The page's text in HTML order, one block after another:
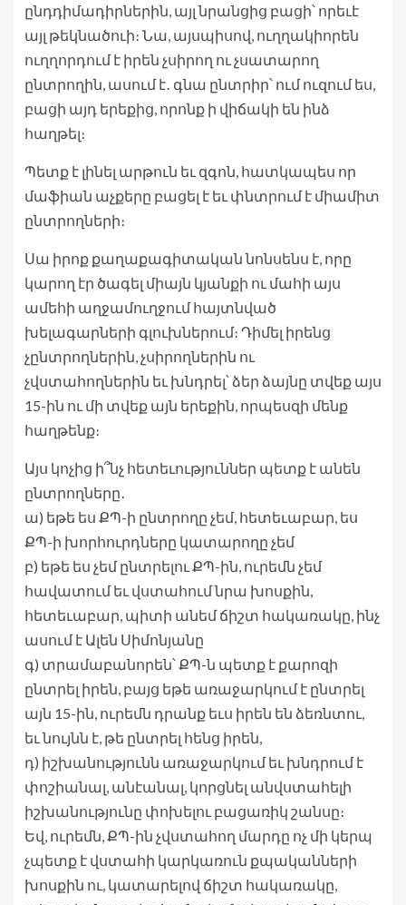
ընդդիմադիրներին, այլ նրանցից բացի՝ որեւէ
այլ թեկնածուի։ Նա, այսպիսով, ուղղակիորեն
ուղղորդում է իրեն չսիրող ու չսատարող
ընտրողին, ասում է․ գնա ընտրիր՝ ում ուզում ես,
բացի այդ երեքից, որոնք ի վիճակի են ինձ
հաղթել։
Պետք է լինել արթուն եւ զգոն, հատկապես որ
մաֆիան աչքերը բացել է եւ փնտրում է միամիտ
ընտրողների։
Սա իրոք քաղաքագիտական նոնսենս է, որը
կարող էր ծագել միայն կյանքի ու մահի այս
ամեհի աղջամուղջում հայտնված
խելագարների գլուխներում։ Դիմել իրենց
չընտրողներին, չսիրողներին ու
չվստահողներին եւ խնդրել՝ ձեր ձայնը տվեք այս
15-ին ու մի տվեք այն երեքին, որպեսզի մենք
հաղթենք։
Այս կոչից ի՞նչ հետեւություններ պետք է անեն
ընտրողները․
ա) եթե ես ՔՊ-ի ընտրողը չեմ, հետեւաբար, ես
ՔՊ-ի խորհուրդները կատարողը չեմ
բ) եթե ես չեմ ընտրելու ՔՊ-ին, ուրեմն չեմ
հավատում եւ վստահում նրա խոսքին,
հետեւաբար, պիտի անեմ ճիշտ հակառակը, ինչ
ասում է Ալեն Սիմոնյանը
գ) տրամաբանորեն՝ ՔՊ-ն պետք է քարոզի
ընտրել իրեն, բայց եթե առաջարկում է ընտրել
այն 15-ին, ուրեմն դրանք եւս իրեն են ձեռնտու,
եւ նույնն է, թե ընտրել հենց իրեն,
դ) իշխանությունն առաջարկում եւ խնդրում է
փոշիանալ, անէանալ, կորցնել անվստահելի
իշխանությունը փոխելու բացառիկ շանսը։
Եվ, ուրեմն, ՔՊ-ին չվստահող մարդը ոչ մի կերպ
չպետք է վստահի կարկառուն քպականների
խոսքին ու, կատարելով ճիշտ հակառակը,